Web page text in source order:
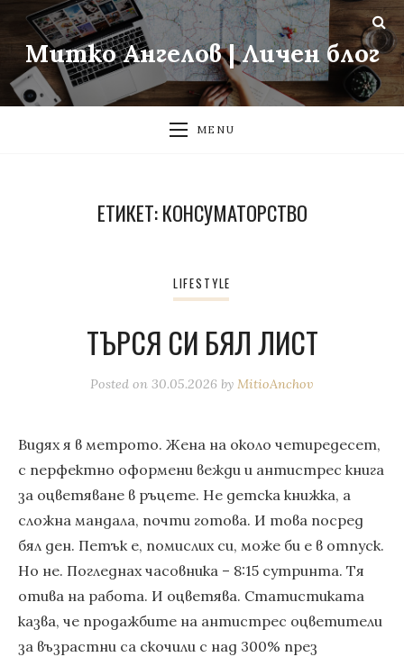
Митко Ангелов | Личен блог
MENU
ЕТИКЕТ:КОНСУМАТОРСТВО
LIFESTYLE
ТЪРСЯ СИ БЯЛ ЛИСТ
Posted on 30.05.2026 by MitioAnchov
Видях я в метрото. Жена на около четиредесет,
с перфектно оформени вежди и антистрес книга
за оцветяване в ръцете. Не детска книжка, а
сложна мандала, почти готова. И това посред
бял ден. Петък е, помислих си, може би е в отпуск.
Но не. Погледнах часовника – 8:15 сутринта. Тя
отива на работа. И оцветява. Статистиката
казва, че продажбите на антистрес оцветители
за възрастни са скочили с над 300% през